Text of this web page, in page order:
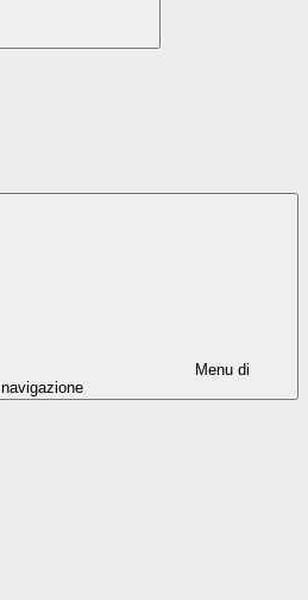
Menu di
navigazione